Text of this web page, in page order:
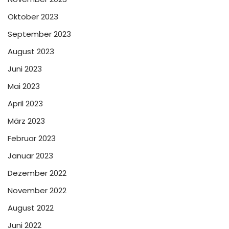
Oktober 2023
September 2023
August 2023
Juni 2023
Mai 2023
April 2023
März 2023
Februar 2023
Januar 2023
Dezember 2022
November 2022
August 2022
Juni 2022